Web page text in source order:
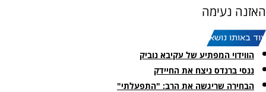
האזנה נעימה
עוד באותו נושא:
הווידוי המפתיע של עקיבא נוביק
ננסי ברנדס ניצח את החיידק
הבחירה שריגשה את הרב: "התפעלתי"